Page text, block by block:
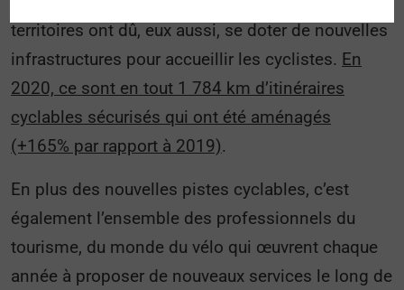
territoires ont dû, eux aussi, se doter de nouvelles
infrastructures pour accueillir les cyclistes. En
2020, ce sont en tout 1 784 km d’itinéraires
cyclables sécurisés qui ont été aménagés
(+165% par rapport à 2019).
En plus des nouvelles pistes cyclables, c’est
également l’ensemble des professionnels du
tourisme, du monde du vélo qui œuvrent chaque
année à proposer de nouveaux services le long de